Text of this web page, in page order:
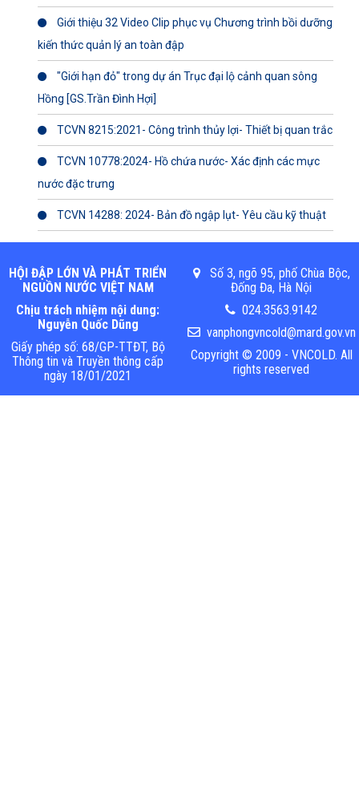
Giới thiệu 32 Video Clip phục vụ Chương trình bồi dưỡng
kiến thức quản lý an toàn đập
"Giới hạn đỏ" trong dự án Trục đại lộ cảnh quan sông
Hồng [GS.Trần Đình Hợi]
TCVN 8215:2021- Công trình thủy lợi- Thiết bị quan trắc
TCVN 10778:2024- Hồ chứa nước- Xác định các mực
nước đặc trưng
TCVN 14288: 2024- Bản đồ ngập lụt- Yêu cầu kỹ thuật
HỘI ĐẬP LỚN VÀ PHÁT TRIỂN
NGUỒN NƯỚC VIỆT NAM
Chịu trách nhiệm nội dung:
Nguyễn Quốc Dũng
Giấy phép số: 68/GP-TTĐT, Bộ
Thông tin và Truyền thông cấp
ngày 18/01/2021
Số 3, ngõ 95, phố Chùa Bộc,
Đống Đa, Hà Nội
024.3563.9142
vanphongvncold@mard.gov.vn
Copyright © 2009 - VNCOLD. All
rights reserved